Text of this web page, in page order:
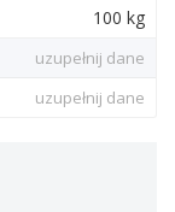
100 kg
uzupełnij dane
uzupełnij dane